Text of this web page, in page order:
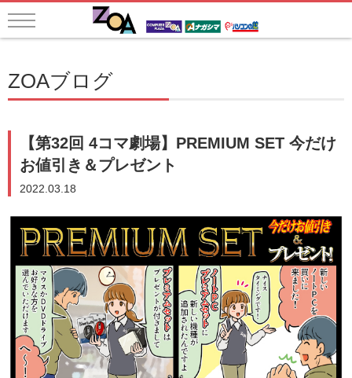
ZOAブログ
【第32回 4コマ劇場】PREMIUM SET 今だけ
お値引き＆プレゼント
2022.03.18